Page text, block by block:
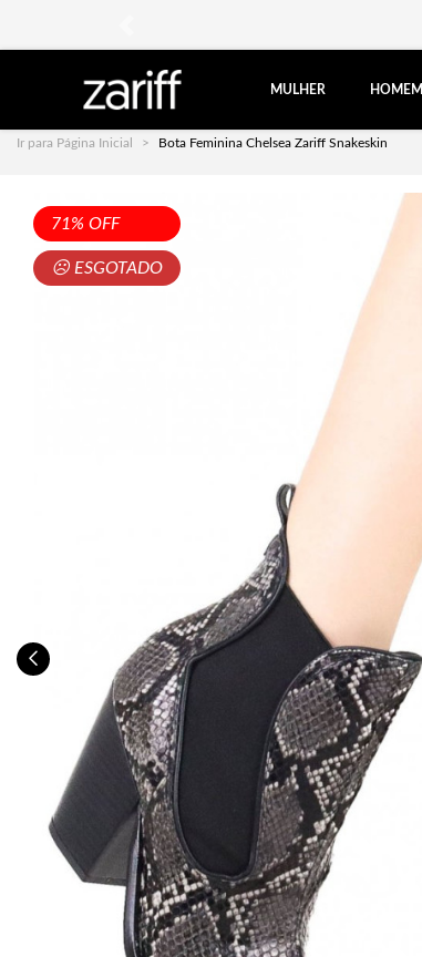
MULHER HOMEM
Ir para Página Inicial Bota Feminina Chelsea Zariff Snakeskin
71% OFF
☹ ESGOTADO